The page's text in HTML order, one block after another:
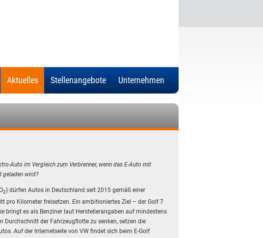
Aktuelles Stellenangebote Unternehmen
Auto im Vergleich zum Verbrenner, wenn das E-Auto mit
geladen wird?
2) dürfen Autos in Deutschland seit 2015 gemäß einer
pro Kilometer freisetzen. Ein ambitioniertes Ziel – der Golf 7
bringt es als Benziner laut Herstellerangaben auf mindestens
Durchschnitt der Fahrzeugflotte zu senken, setzen die
Auf der Internetseite von VW findet sich beim E-Golf